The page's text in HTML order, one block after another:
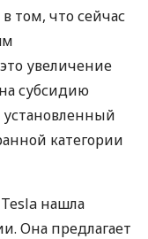
том, что сейчас
увеличение
субсидию
категории
нашла
Она предлагает